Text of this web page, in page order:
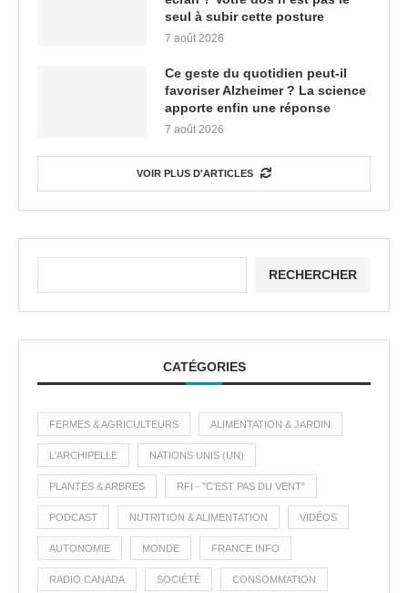
seul à subir cette posture
7 août 2026
Ce geste du quotidien peut-il
favoriser Alzheimer ? La science
apporte enfin une réponse
7 août 2026
VOIR PLUS D'ARTICLES
RECHERCHER
CATÉGORIES
FERMES & AGRICULTEURS ALIMENTATION & JARDIN
L'ARCHIPELLE NATIONS UNIS (UN)
PLANTES & ARBRES RFI - "C'EST PAS DU VENT"
PODCAST NUTRITION & ALIMENTATION VIDÉOS
AUTONOMIE MONDE FRANCE INFO
RADIO CANADA SOCIÉTÉ CONSOMMATION